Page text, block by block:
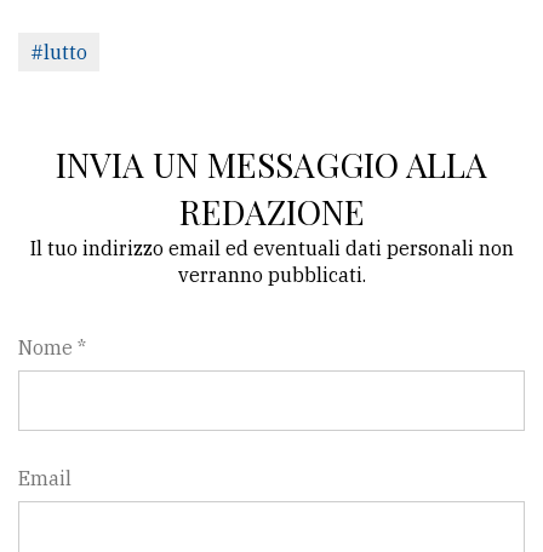
Ricerca
ALTRE
policy
#lutto
INVIA UN MESSAGGIO ALLA
REDAZIONE
Il tuo indirizzo email ed eventuali dati personali non
verranno pubblicati.
Nome *
Email